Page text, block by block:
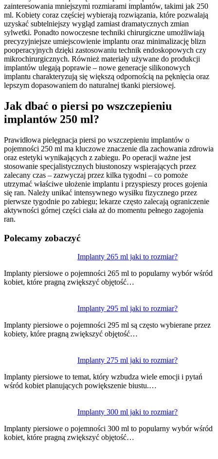
zainteresowania mniejszymi rozmiarami implantów, takimi jak 250
ml. Kobiety coraz częściej wybierają rozwiązania, które pozwalają
uzyskać subtelniejszy wygląd zamiast dramatycznych zmian
sylwetki. Ponadto nowoczesne techniki chirurgiczne umożliwiają
precyzyjniejsze umiejscowienie implantu oraz minimalizację blizn
pooperacyjnych dzięki zastosowaniu technik endoskopowych czy
mikrochirurgicznych. Również materiały używane do produkcji
implantów ulegają poprawie – nowe generacje silikonowych
implantu charakteryzują się większą odpornością na pęknięcia oraz
lepszym dopasowaniem do naturalnej tkanki piersiowej.
Jak dbać o piersi po wszczepieniu
implantów 250 ml?
Prawidłowa pielęgnacja piersi po wszczepieniu implantów o
pojemności 250 ml ma kluczowe znaczenie dla zachowania zdrowia
oraz estetyki wynikających z zabiegu. Po operacji ważne jest
stosowanie specjalistycznych biustonoszy wspierających przez
zalecany czas – zazwyczaj przez kilka tygodni – co pomoże
utrzymać właściwe ułożenie implantu i przyspieszy proces gojenia
się ran. Należy unikać intensywnego wysiłku fizycznego przez
pierwsze tygodnie po zabiegu; lekarze często zalecają ograniczenie
aktywności górnej części ciała aż do momentu pełnego zagojenia
ran.
Polecamy zobaczyć
Implanty 265 ml jaki to rozmiar?
Implanty piersiowe o pojemności 265 ml to popularny wybór wśród
kobiet, które pragną zwiększyć objętość…
Implanty 295 ml jaki to rozmiar?
Implanty piersiowe o pojemności 295 ml są często wybierane przez
kobiety, które pragną zwiększyć objętość…
Implanty 275 ml jaki to rozmiar?
Implanty piersiowe to temat, który wzbudza wiele emocji i pytań
wśród kobiet planujących powiększenie biustu.…
Implanty 300 ml jaki to rozmiar?
Implanty piersiowe o pojemności 300 ml to popularny wybór wśród
kobiet, które pragną zwiększyć objętość…
wpisu